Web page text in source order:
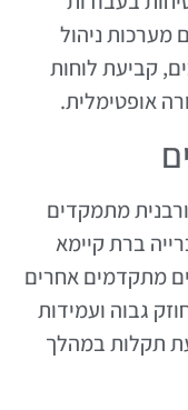
מערכות ניהול
קביעת לוחות
אופטימלית.
מתמקדים
ברת קיימא
מתקדמים אחרים
גבוה ועמידות
תקלות במהלך